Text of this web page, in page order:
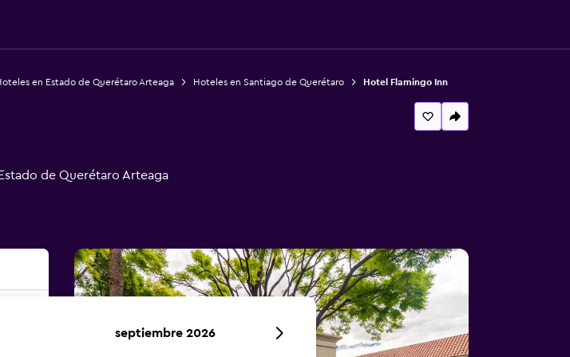
en Estado de Querétaro Arteaga Hoteles en Santiago de Querétaro Hotel Flamingo Inn
de Querétaro Arteaga
septiembre 2026